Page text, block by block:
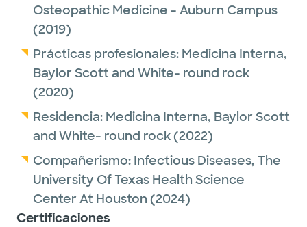
Osteopathic Medicine - Auburn Campus
(2019)
Prácticas profesionales: Medicina Interna,
Baylor Scott and White- round rock
(2020)
Residencia: Medicina Interna, Baylor Scott
and White- round rock(2022)
Compañerismo: Infectious Diseases, The
University Of Texas Health Science
Center At Houston (2024)
Certificaciones